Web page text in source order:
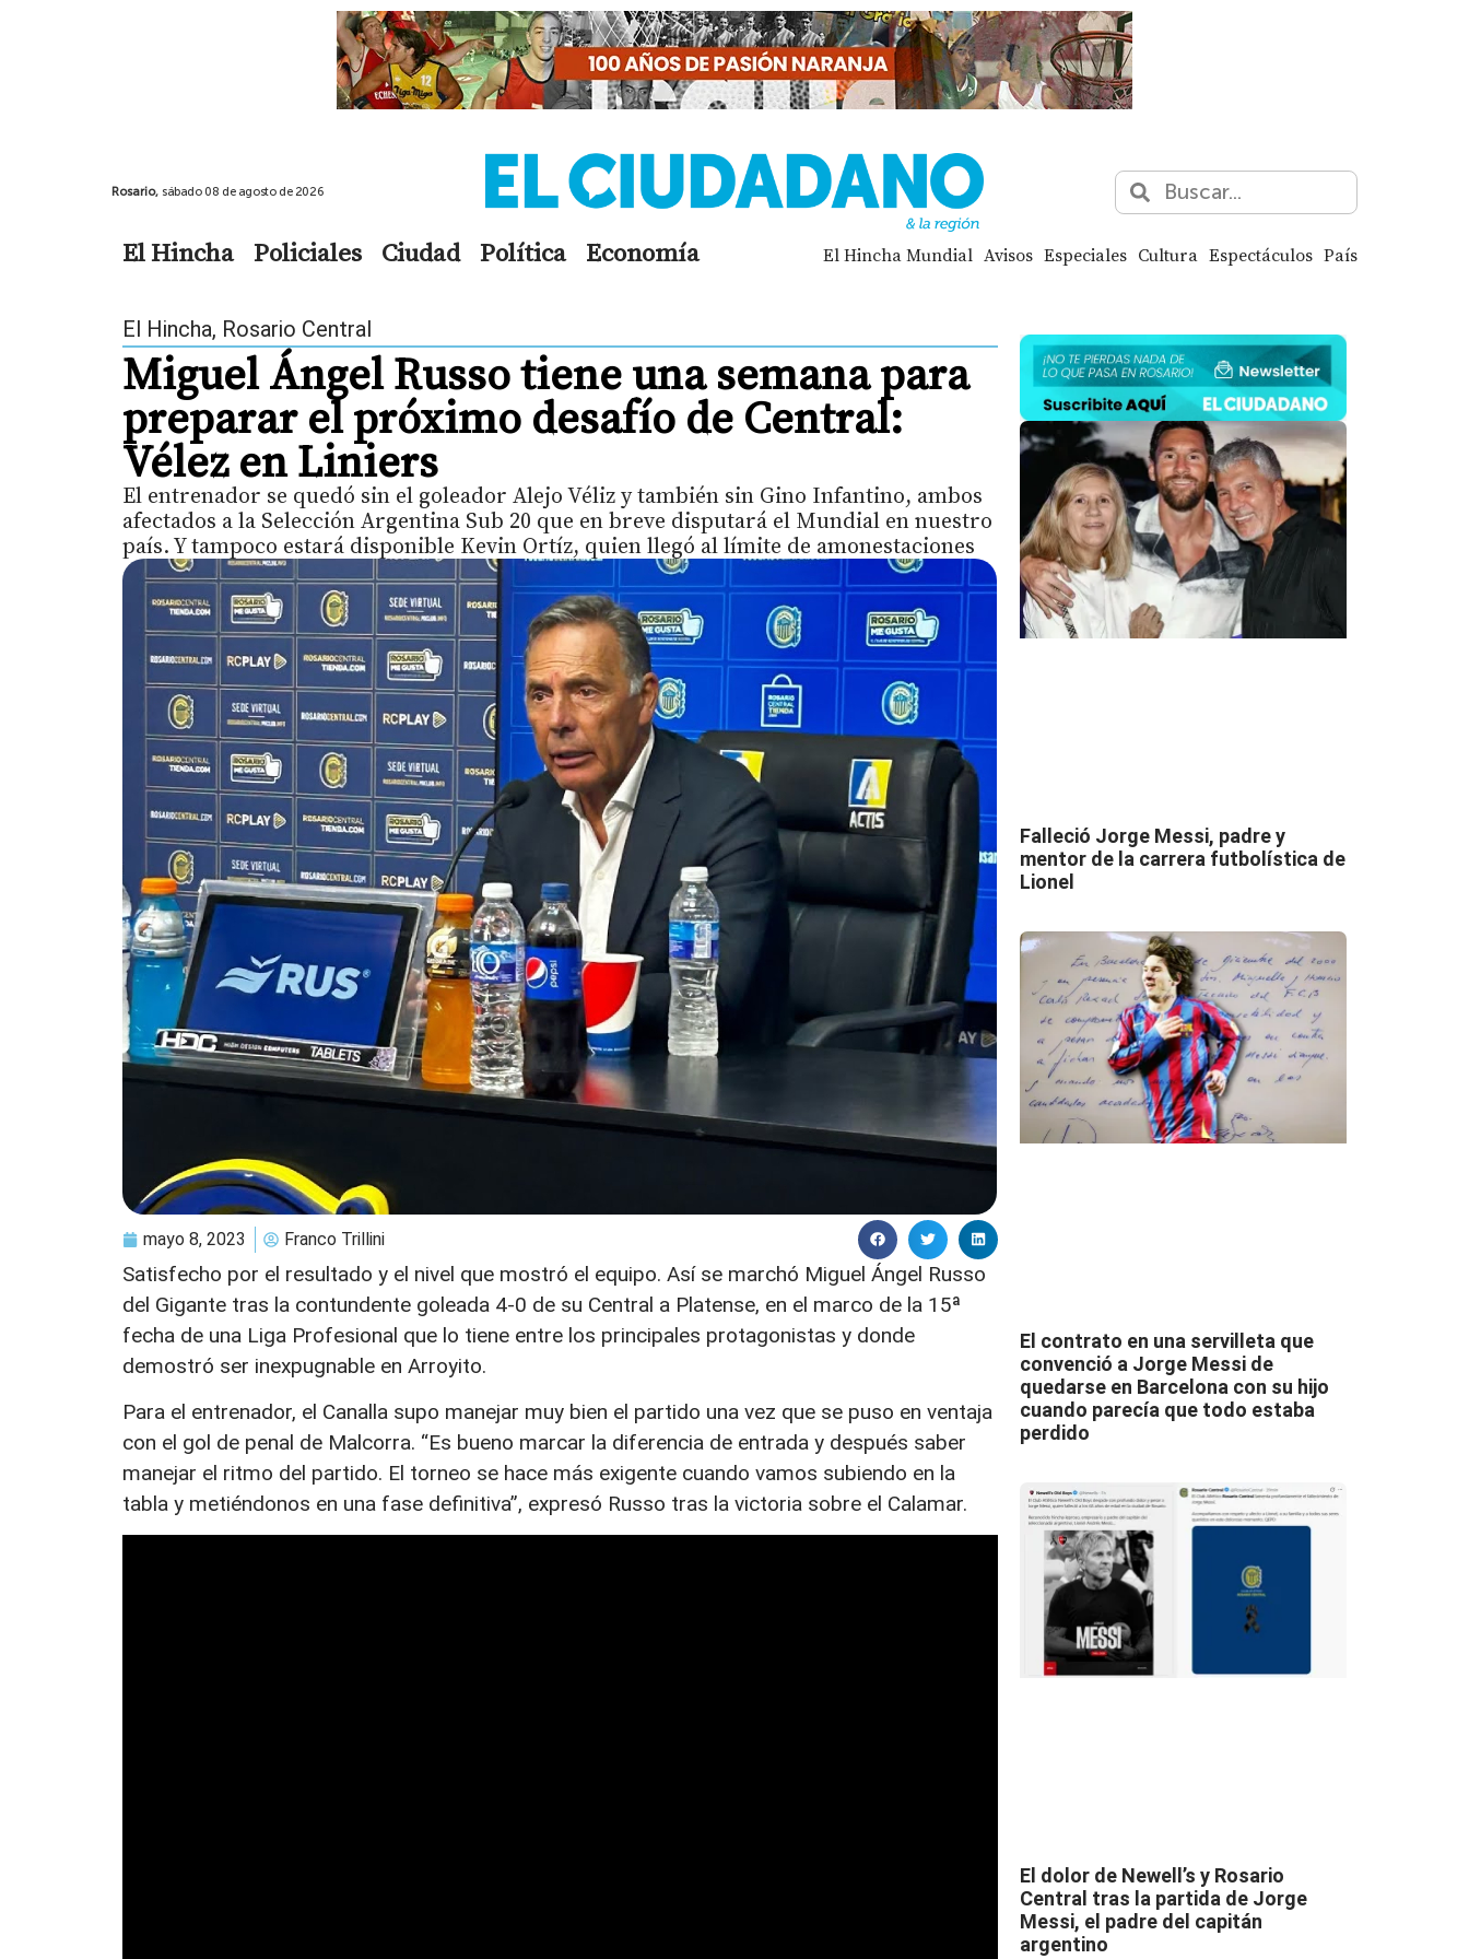
Rosario, sábado 08 de agosto de 2026
El Hincha Policiales Ciudad Política Economía El Hincha Mundial Avisos Especiales Cultura Espectáculos País
El Hincha, Rosario Central
Miguel Ángel Russo tiene una semana para
preparar el próximo desafío de Central:
Vélez en Liniers
El entrenador se quedó sin el goleador Alejo Véliz y también sin Gino Infantino, ambos
afectados a la Selección Argentina Sub 20 que en breve disputará el Mundial en nuestro
país. Y tampoco estará disponible Kevin Ortíz, quien llegó al límite de amonestaciones
mayo 8, 2023 Franco Trillini
Satisfecho por el resultado y el nivel que mostró el equipo. Así se marchó Miguel Ángel Russo
del Gigante tras la contundente goleada 4-0 de su Central a Platense, en el marco de la 15ª
fecha de una Liga Profesional que lo tiene entre los principales protagonistas y donde
demostró ser inexpugnable en Arroyito.
Para el entrenador, el Canalla supo manejar muy bien el partido una vez que se puso en ventaja
con el gol de penal de Malcorra. “Es bueno marcar la diferencia de entrada y después saber
manejar el ritmo del partido. El torneo se hace más exigente cuando vamos subiendo en la
tabla y metiéndonos en una fase definitiva”, expresó Russo tras la victoria sobre el Calamar.
Falleció Jorge Messi, padre y
mentor de la carrera futbolística de
Lionel
El contrato en una servilleta que
convenció a Jorge Messi de
quedarse en Barcelona con su hijo
cuando parecía que todo estaba
perdido
El dolor de Newell’s y Rosario
Central tras la partida de Jorge
Messi, el padre del capitán
argentino